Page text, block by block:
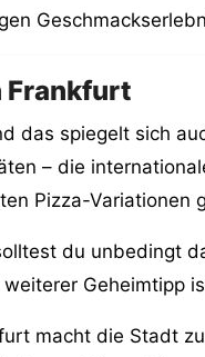
Frankfurt
das spiegelt sich
– die
Pizza-Variationen
du unbedingt
Geheimtipp
macht die Stadt